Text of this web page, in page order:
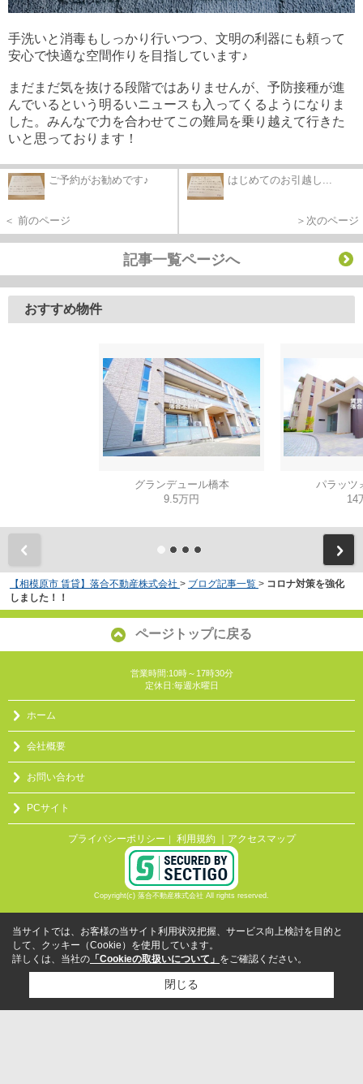
手洗いと消毒もしっかり行いつつ、文明の利器にも頼って
安心で快適な空間作りを目指しています♪
まだまだ気を抜ける段階ではありませんが、予防接種が進
んでいるという明るいニュースも入ってくるようになりま
した。みんなで力を合わせてこの難局を乗り越えて行きた
いと思っております！
ご予約がお勧めです♪
＜ 前のページ
はじめてのお引越し...
＞次のページ
記事一覧ページへ
おすすめ物件
グランデュール橋本
9.5万円
パラッ
14
【相模原市 賃貸】落合不動産株式会社 > ブログ記事一覧 > コロナ対策を強化
しました！！
ページトップに戻る
営業時間:10時～17時30分
定休日:毎週水曜日
ホーム
会社概要
お問い合わせ
PCサイト
プライバシーポリシー ｜ 利用規約 ｜アクセスマップ
Copyright(c) 落合不動産株式会社 All rights reserved.
当サイトでは、お客様の当サイト利用状況把握、サービス向上検討を目的と
して、クッキー（Cookie）を使用しています。
詳しくは、当社の 「Cookieの取扱いについて」 をご確認ください。
閉じる